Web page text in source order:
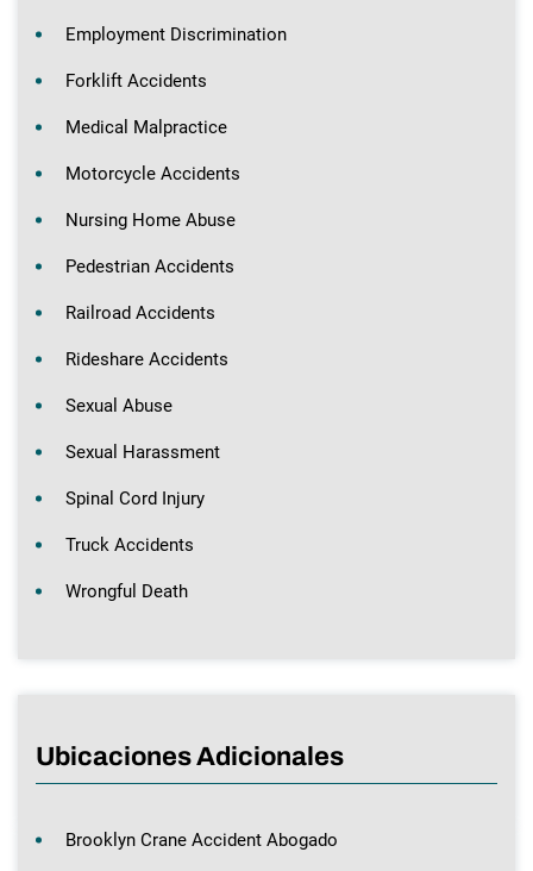
Employment Discrimination
Forklift Accidents
Medical Malpractice
Motorcycle Accidents
Nursing Home Abuse
Pedestrian Accidents
Railroad Accidents
Rideshare Accidents
Sexual Abuse
Sexual Harassment
Spinal Cord Injury
Truck Accidents
Wrongful Death
Ubicaciones Adicionales
Brooklyn Crane Accident Abogado